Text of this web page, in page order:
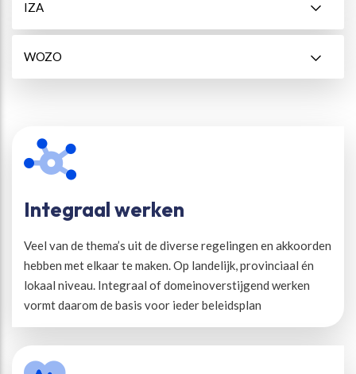
IZA
WOZO
Integraal werken
Veel van de thema’s uit de diverse regelingen en akkoorden
hebben met elkaar te maken. Op landelijk, provinciaal én
lokaal niveau. Integraal of domeinoverstijgend werken
vormt daarom de basis voor ieder beleidsplan